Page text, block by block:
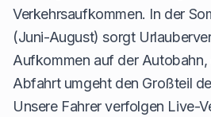
Verkehrsaufkommen. In der
(Juni-August) sorgt
Aufkommen auf der
Abfahrt umgeht den Großteil
Unsere Fahrer verfolgen Live-